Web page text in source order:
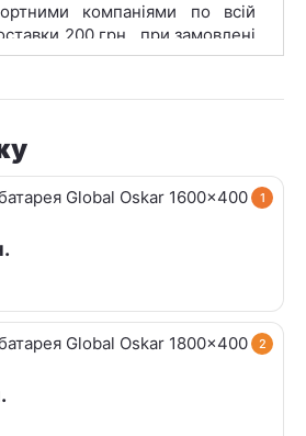
компаніями по всій
200 грн., при замовлені
грн. -Безкоштовно.
продукції представлені в
Кривий Ріг, Миколаїв,
1
Global Oskar 1600x400
2
Global Oskar 1800x400